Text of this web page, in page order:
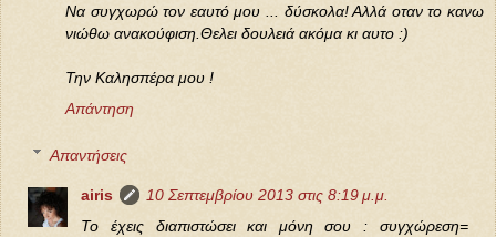
Να συγχωρώ τον εαυτό μου ... δύσκολα! Αλλά οταν το κανω
νιώθω ανακούφιση.Θελει δουλειά ακόμα κι αυτο :)
Την Καλησπέρα μου !
Απάντηση
Απαντήσεις
airis
10 Σεπτεμβρίου 2013 στις 8:19 μ.μ.
Το έχεις διαπιστώσει και μόνη σου : συγχώρεση=